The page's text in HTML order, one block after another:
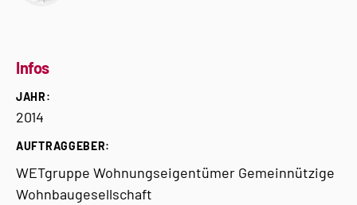
Infos
JAHR:
2014
AUFTRAGGEBER:
WETgruppe Wohnungseigentümer Gemeinnützige
Wohnbaugesellschaft